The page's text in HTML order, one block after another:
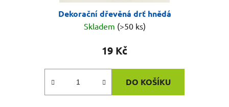
Dekorační dřevěná drť hnědá
Skladem (>50 ks)
19 Kč
DO KOŠÍKU